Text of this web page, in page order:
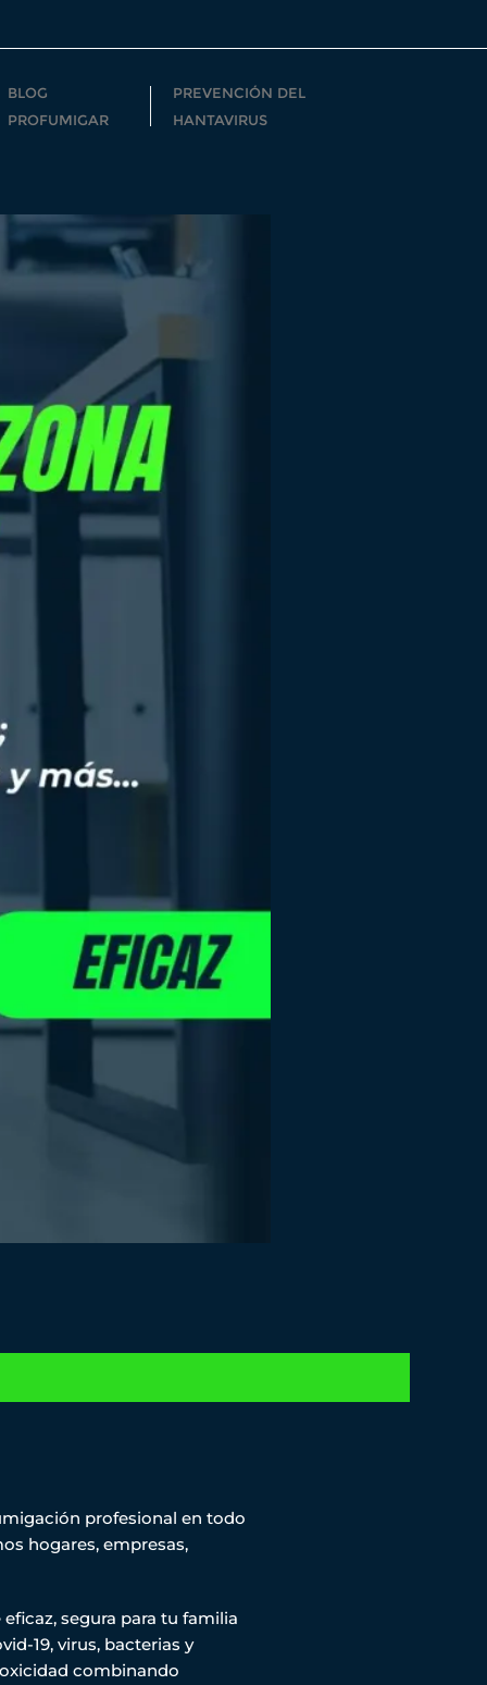
BLOG
PROFUMIGAR
PREVENCIÓN DEL
HANTAVIRUS
profesional en todo
hogares, empresas,
segura para tu familia
19, virus, bacterias y
combinando